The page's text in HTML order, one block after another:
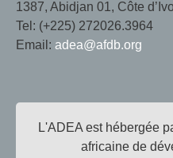
1387, Abidjan 01, Côte
Tel: (+225) 272026.3964
Email: adea@afdb.org
L'ADEA est hébergée
africaine de